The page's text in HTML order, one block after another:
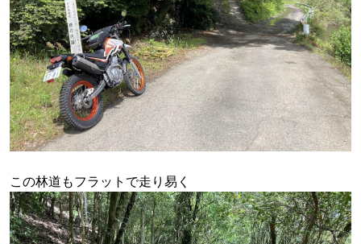
この林道もフラットで走り易く